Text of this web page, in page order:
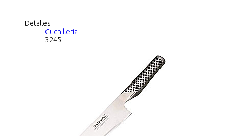
Detalles
Cuchilleria
3245